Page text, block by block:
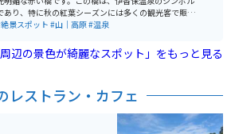
あり、特に秋の紅葉シーズンには多くの観光客で賑わ
ます。周辺にはモミジやカエデ、クヌギなどの木々が
できます。特に夜には紅葉がライトアップされ、幻想
な風景が広がります。春の新緑も美しく、四季折々の
自然美を堪能するのがおすすめです。
景スポット #山｜高原#温泉
周辺の景色が綺麗なスポット」をもっと見る
レストラン・カフェ